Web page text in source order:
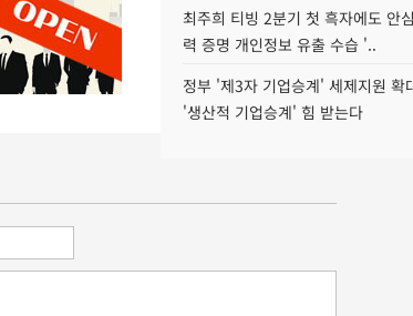
최주희 티빙 2분기 첫 흑자에도 안
력 증명 개인정보 유출 수습 '..
정부 '제3자 기업승계' 세제지원 확
'생산적 기업승계' 힘 받는다